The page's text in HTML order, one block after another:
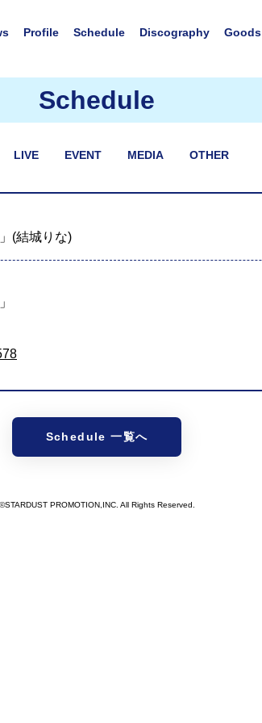
Profile Schedule Discography Goods
Schedule
LIVE EVENT MEDIA OTHER
(結城りな)
Schedule 一覧へ
©STARDUST PROMOTION,INC. All Rights Reserved.